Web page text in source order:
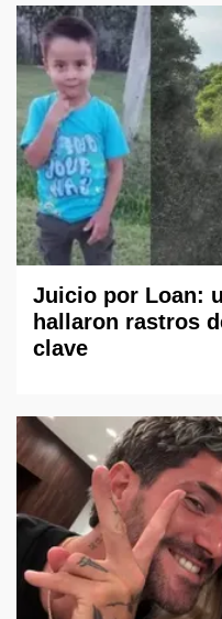
Juicio por Loan:
hallaron rastros
clave